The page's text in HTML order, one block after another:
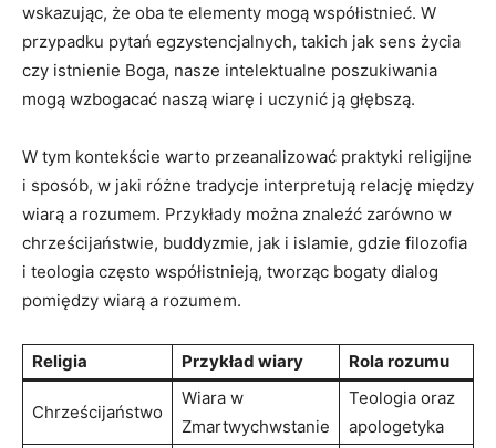
‌wskazując, że oba te elementy mogą współistnieć. W⁤
przypadku pytań egzystencjalnych, takich‌ jak sens ​życia ​
czy istnienie Boga,⁤ nasze intelektualne poszukiwania
mogą​ wzbogacać ​naszą wiarę i uczynić ją głębszą.
W ⁣tym kontekście warto przeanalizować praktyki religijne
i sposób, w jaki różne tradycje interpretują relację między
wiarą a ⁣rozumem.​ Przykłady można⁢ znaleźć zarówno w
chrześcijaństwie, buddyzmie, jak i islamie, gdzie filozofia​
i teologia‍ często współistnieją, tworząc bogaty⁤ dialog
pomiędzy wiarą a⁣ rozumem.
Religia Przykład wiary Rola rozumu
Chrześcijaństwo
Wiara w
Zmartwychwstanie
Teologia oraz
apologetyka